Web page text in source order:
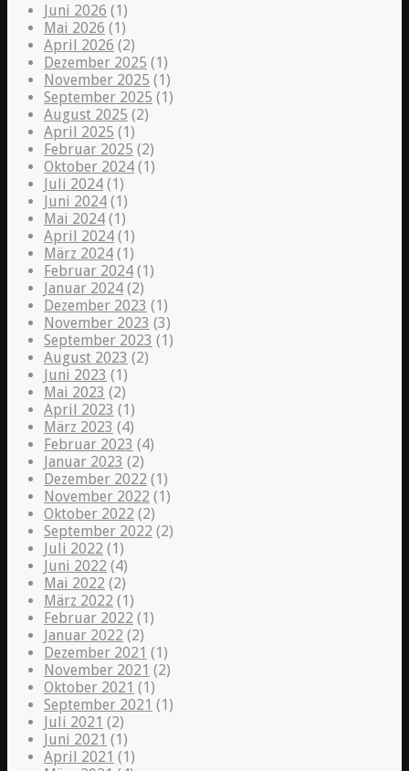
Juni 2026 (1)
Mai 2026 (1)
April 2026 (2)
Dezember 2025 (1)
November 2025 (1)
September 2025 (1)
August 2025 (2)
April 2025 (1)
Februar 2025 (2)
Oktober 2024 (1)
Juli 2024 (1)
Juni 2024 (1)
Mai 2024 (1)
April 2024 (1)
März 2024 (1)
Februar 2024 (1)
Januar 2024 (2)
Dezember 2023 (1)
November 2023 (3)
September 2023 (1)
August 2023 (2)
Juni 2023 (1)
Mai 2023 (2)
April 2023 (1)
März 2023 (4)
Februar 2023 (4)
Januar 2023 (2)
Dezember 2022 (1)
November 2022 (1)
Oktober 2022 (2)
September 2022 (2)
Juli 2022 (1)
Juni 2022 (4)
Mai 2022 (2)
März 2022 (1)
Februar 2022 (1)
Januar 2022 (2)
Dezember 2021 (1)
November 2021 (2)
Oktober 2021 (1)
September 2021 (1)
Juli 2021 (2)
Juni 2021 (1)
April 2021 (1)